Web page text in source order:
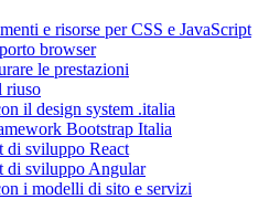
e risorse per CSS e JavaScript
browser
le prestazioni
riuso
il design system .italia
Bootstrap Italia
di sviluppo React
di sviluppo Angular
i modelli di sito e servizi